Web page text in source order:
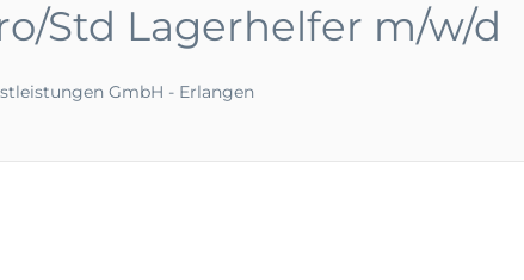
Std Lagerhelfer m/w/d
GmbH - Erlangen